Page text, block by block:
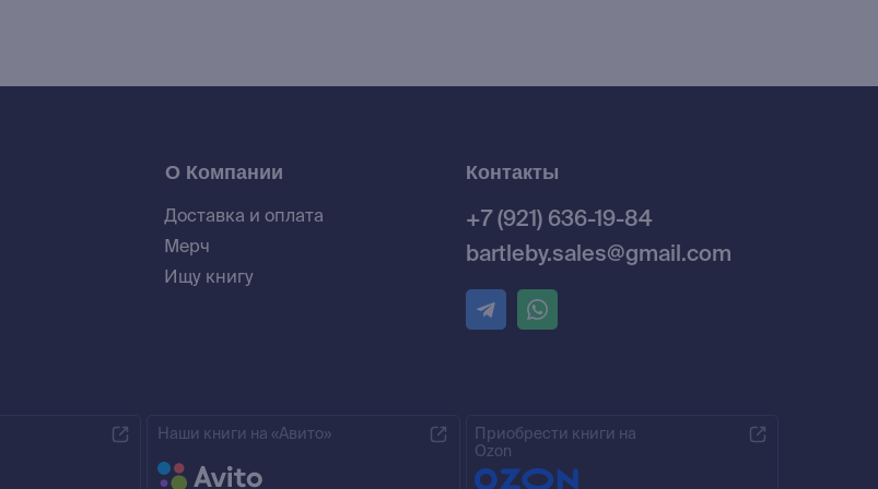
Контакты
+7 (921) 636-19-84
bartleby.sales@gmail.com
О Компании
Приобрести книги на
Ozon
Ищу книгу
Мерч
Доставка и оплата
Наши книги на «Авито»